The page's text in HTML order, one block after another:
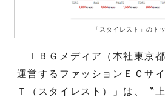
「スタイレスト」のト
ＩＢＧメディア（本社東京
運営するファッションＥＣサ
Ｔ（スタイレスト）」は、〝